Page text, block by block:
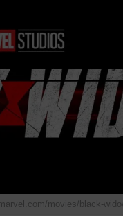
movies/black-